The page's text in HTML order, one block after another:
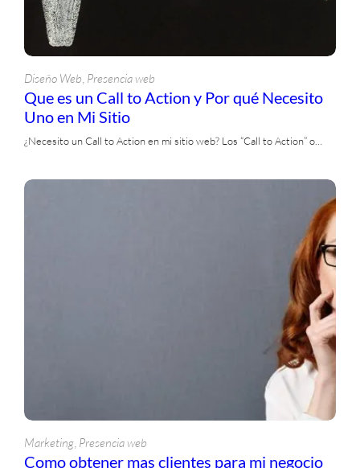
Diseño Web Presencia web
Que es un Call to Action y Por qué Necesito
Uno en Mi Sitio
¿Necesito un Call to Action en mi sitio web? Los “Call to Action” o…
Marketing Presencia web
Como obtener mas clientes para mi negocio